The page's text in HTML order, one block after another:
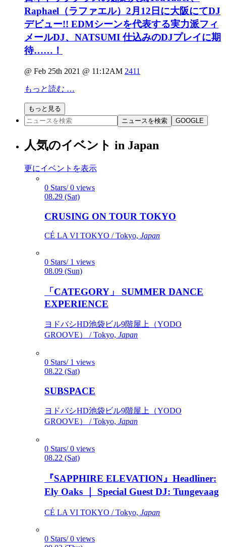
Raphael（ラファエル）2月12日に大阪にてDJ
デビュー!! EDMシーンを代表する実力派フィ
メールDJ、NATSUMI 仕込みのDJプレイに期
待……！
@ Feb 25th 2021 @ 11:12AM 2411
もっと読む …
もっと見る
ニュースを検索
GOOGLE
人気のイベント in Japan
更にイベントを表示
0 Stars/ 0 views
08.29 (Sat)
CRUSING ON TOUR TOKYO
CÉ LA VI TOKYO / Tokyo, Japan
0 Stars/ 1 views
08.09 (Sun)
「CATEGORY」 SUMMER DANCE
EXPERIENCE
ヨドバシHD池袋ビル9階屋上（YODO
GROOVE） / Tokyo, Japan
0 Stars/ 1 views
08.22 (Sat)
SUBSPACE
ヨドバシHD池袋ビル9階屋上（YODO
GROOVE） / Tokyo, Japan
0 Stars/ 0 views
08.22 (Sat)
『SAPPHIRE ELEVATION』Headliner:
Ely Oaks ｜ Special Guest DJ: Tungevaag
CÉ LA VI TOKYO / Tokyo, Japan
0 Stars/ 0 views